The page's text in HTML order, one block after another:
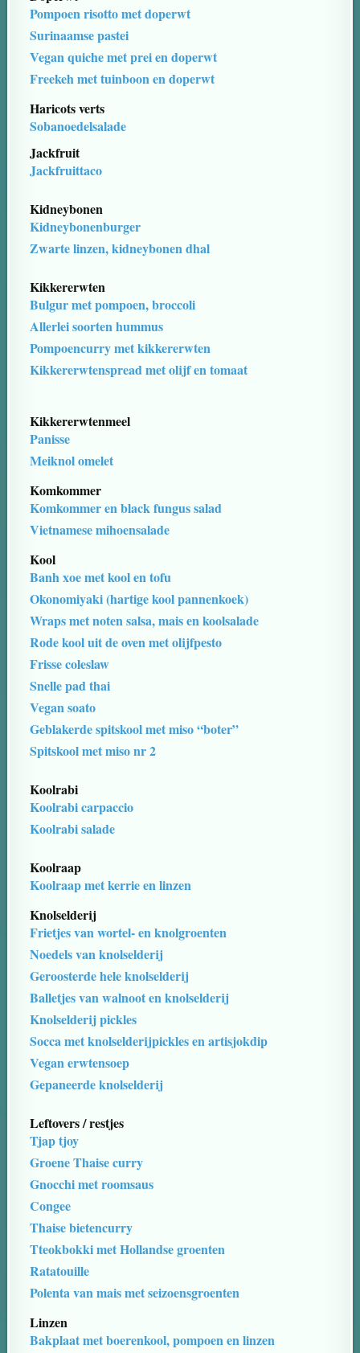
Pompoen risotto met doperwt
Surinaamse pastei
Vegan quiche met prei en doperwt
Freekeh met tuinboon en doperwt
Haricots verts
Sobanoedelsalade
Jackfruit
Jackfruittaco
Kidneybonen
Kidneybonenburger
Zwarte linzen, kidneybonen dhal
Kikkererwten
Bulgur met pompoen, broccoli
Allerlei soorten hummus
Pompoencurry met kikkererwten
Kikkererwtenspread met olijf en tomaat
Kikkererwtenmeel
Panisse
Meiknol omelet
Komkommer
Komkommer en black fungus salad
Vietnamese mihoensalade
Kool
Banh xoe met kool en tofu
Okonomiyaki (hartige kool pannenkoek)
Wraps met noten salsa, mais en koolsalade
Rode kool uit de oven met olijfpesto
Frisse coleslaw
Snelle pad thai
Vegan soato
Geblakerde spitskool met miso “boter”
Spitskool met miso nr 2
Koolrabi
Koolrabi carpaccio
Koolrabi salade
Koolraap
Koolraap met kerrie en linzen
Knolselderij
Frietjes van wortel- en knolgroenten
Noedels van knolselderij
Geroosterde hele knolselderij
Balletjes van walnoot en knolselderij
Knolselderij pickles
Socca met knolselderijpickles en artisjokdip
Vegan erwtensoep
Gepaneerde knolselderij
Leftovers / restjes
Tjap tjoy
Groene Thaise curry
Gnocchi met roomsaus
Congee
Thaise bietencurry
Tteokbokki met Hollandse groenten
Ratatouille
Polenta van mais met seizoensgroenten
Linzen
Bakplaat met boerenkool, pompoen en linzen